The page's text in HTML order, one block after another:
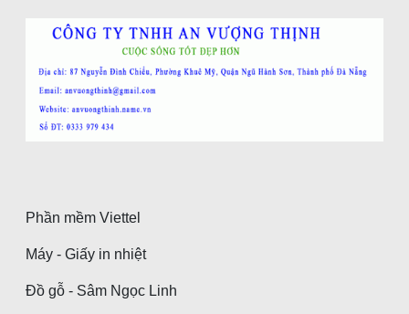
Phần mềm Viettel
Máy - Giấy in nhiệt
Đồ gỗ - Sâm Ngọc Linh